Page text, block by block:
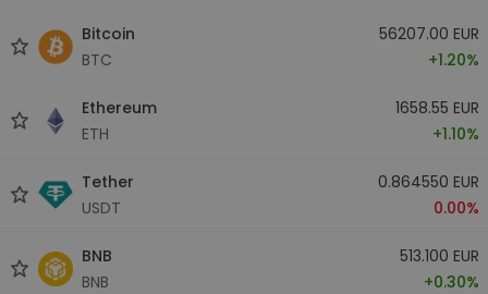
Bitcoin
BTC
56207.00 EUR
+1.20%
Ethereum
ETH
1658.55 EUR
+1.10%
Tether
USDT
0.864550 EUR
0.00%
BNB
BNB
513.100 EUR
+0.30%